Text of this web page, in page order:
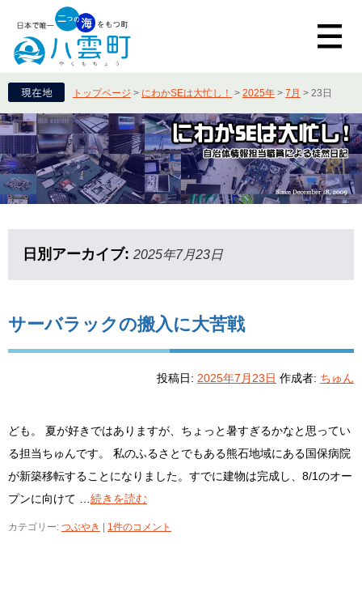
トップページ > にわかSEは大忙し！ > 2025年 > 7月 > 23日
日別アーカイブ: 2025年7月23日
サーバラックの搬入に大苦戦
投稿日: 2025年7月23日 作成者: ちゅん
ども。 夏が好きではありますが、ちょっと暑すぎるかなと思ってい
る担当ちゅんです。 私のふるさとでもある熊石地域にある国保病院
が新築移転することになりました。すでに建物は完成し、8/1のオー
プンに向けて … 続きを読む
カテゴリー: つぶやき 1件のコメント